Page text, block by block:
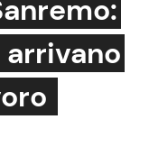
e TV
VIP